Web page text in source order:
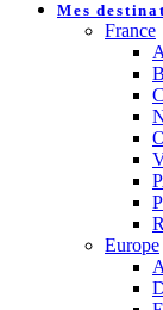
Mes
France
Europe